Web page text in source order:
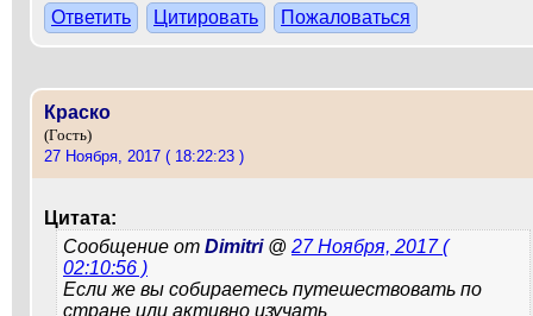
Ответить Цитировать Пожаловаться
Краско
(Гость)
27 Ноября, 2017 ( 18:22:23 )
Цитата:
Сообщение от Dimitri@ 27 Ноября, 2017 (
02:10:56 )
Если же вы собираетесь путешествовать по
стране или активно изучать